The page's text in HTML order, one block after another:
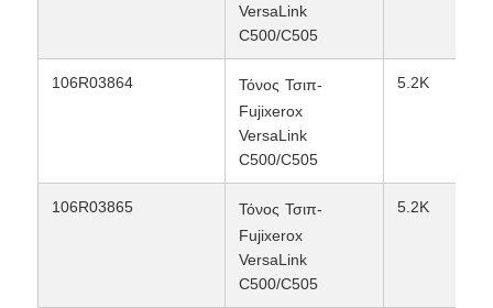
Τσιπ τόνου OKI
VersaLink
C500/C505
106R03864 Τόνος Τσιπ-
Fujixerox
VersaLink
C500/C505
5.2K
106R03865 Τόνος Τσιπ-
Fujixerox
VersaLink
C500/C505
5.2K